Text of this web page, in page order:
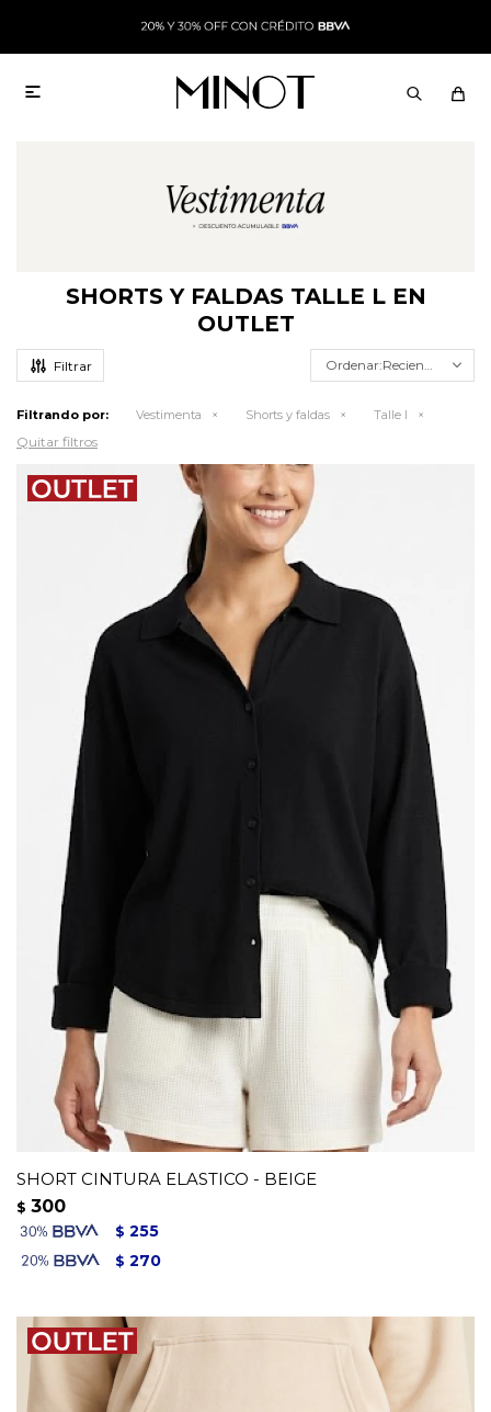

SHORTS Y FALDAS TALLE L EN
OUTLET
Recientes
Filtrando por: Vestimenta Shorts y faldas Talle l
Quitar filtros
SHORT CINTURA ELASTICO - BEIGE
$ 300
$ 255
$ 270